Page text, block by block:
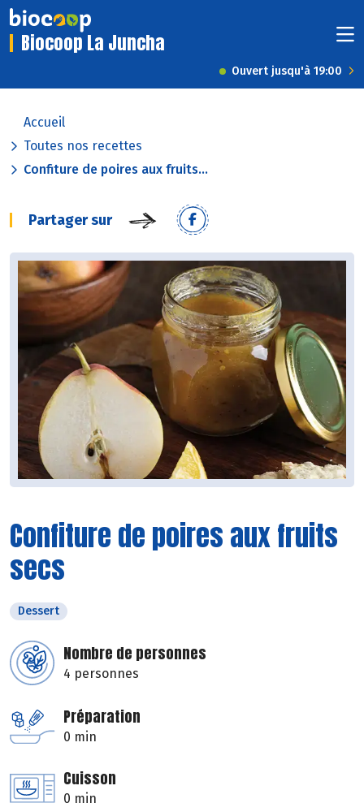
Biocoop La Juncha
Ouvert jusqu'à 19:00
Accueil
Toutes nos recettes
Confiture de poires aux fruits...
Partager sur
Confiture de poires aux fruits
secs
Dessert
Nombre de personnes
4 personnes
Préparation
0 min
Cuisson
0 min